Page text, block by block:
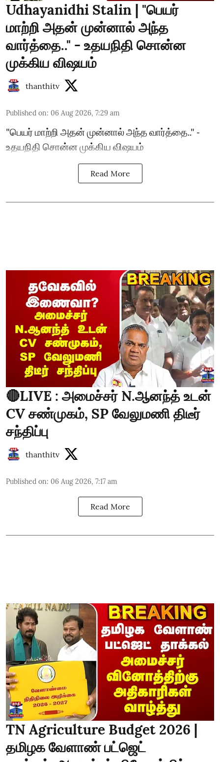
Udhayanidhi Stalin | "பெயர்
மாற்றி அதன் முன்னால் அந்த
வார்த்தை.." - உதயநிதி சொன்ன
முக்கிய விஷயம்
thanthitv
Published on: 06 Aug 2026, 7:29 am
"பெயர் மாற்றி அதன் முன்னால் அந்த வார்த்தை.." -
உதயநிதி சொன்ன முக்கிய விஷயம்
Read More
🔴LIVE : அமைச்சர் N.ஆனந்த் உடன்
CV சண்முகம், SP வேலுமணி திடீர்
சந்திப்பு
thanthitv
Published on: 06 Aug 2026, 7:17 am
Read More
TN Agriculture Budget 2026 |
தமிழக வேளாண் பட்ஜெட்